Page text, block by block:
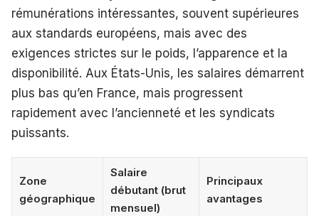
rémunérations intéressantes, souvent supérieures
aux standards européens, mais avec des
exigences strictes sur le poids, l’apparence et la
disponibilité. Aux États-Unis, les salaires démarrent
plus bas qu’en France, mais progressent
rapidement avec l’ancienneté et les syndicats
puissants.
Zone
géographique
Salaire
débutant (brut
mensuel)
Principaux
avantages